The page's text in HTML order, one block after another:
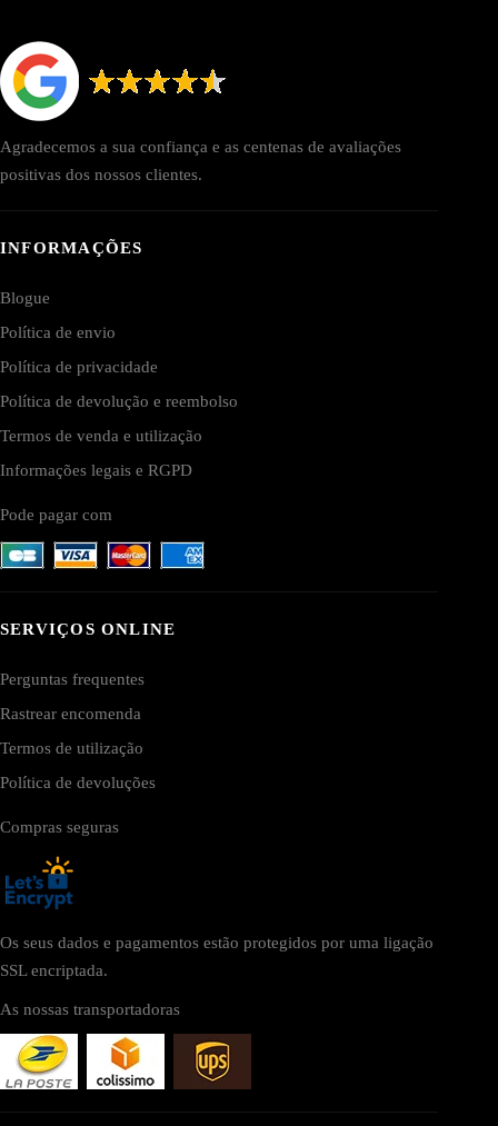
Agradecemos a sua confiança e as centenas de avaliações
positivas dos nossos clientes.
INFORMAÇÕES
Blogue
Política de envio
Política de privacidade
Política de devolução e reembolso
Termos de venda e utilização
Informações legais e RGPD
Pode pagar com
SERVIÇOS ONLINE
Perguntas frequentes
Rastrear encomenda
Termos de utilização
Política de devoluções
Compras seguras
Os seus dados e pagamentos estão protegidos por uma ligação
SSL encriptada.
As nossas transportadoras